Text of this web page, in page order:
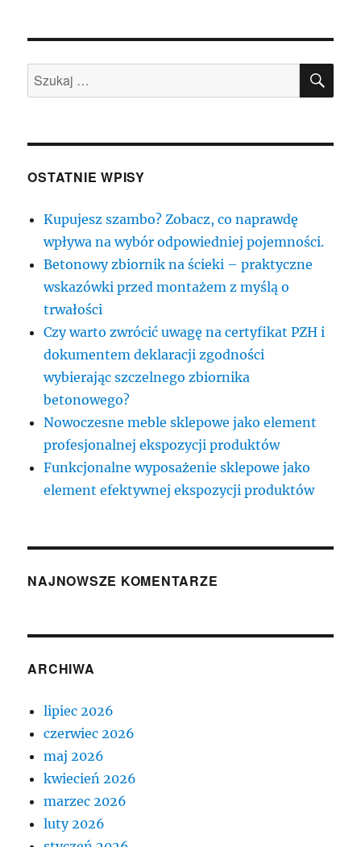
Szukaj:
OSTATNIE WPISY
Kupujesz szambo? Zobacz, co naprawdę
wpływa na wybór odpowiedniej pojemności.
Betonowy zbiornik na ścieki – praktyczne
wskazówki przed montażem z myślą o
trwałości
Czy warto zwrócić uwagę na certyfikat PZH i
dokumentem deklaracji zgodności
wybierając szczelnego zbiornika
betonowego?
Nowoczesne meble sklepowe jako element
profesjonalnej ekspozycji produktów
Funkcjonalne wyposażenie sklepowe jako
element efektywnej ekspozycji produktów
NAJNOWSZE KOMENTARZE
ARCHIWA
lipiec 2026
czerwiec 2026
maj 2026
kwiecień 2026
marzec 2026
luty 2026